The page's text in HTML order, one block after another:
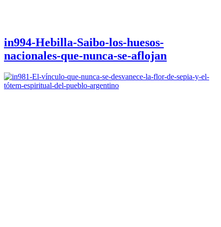
in994-Hebilla-Saibo-los-huesos-
nacionales-que-nunca-se-aflojan